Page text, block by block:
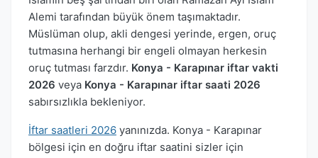
Alemi tarafından büyük önem taşımaktadır.
Müslüman olup, akli dengesi yerinde, ergen, oruç
tutmasına herhangi bir engeli olmayan herkesin
oruç tutması farzdır. Konya - Karapınar iftar vakti
2026 veya Konya - Karapınar iftar saati 2026
sabırsızlıkla bekleniyor.
İftar saatleri 2026 yanınızda. Konya - Karapınar
bölgesi için en doğru iftar saatini sizler için